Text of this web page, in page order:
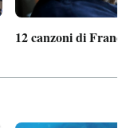
12 canzoni di